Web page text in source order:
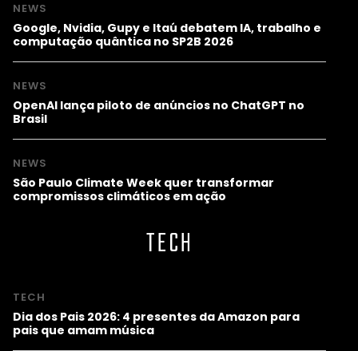
NEWS
Google, Nvidia, Gupy e Itaú debatem IA, trabalho e
computação quântica no SP2B 2026
NEWS
OpenAI lança piloto de anúncios no ChatGPT no
Brasil
NEWS
São Paulo Climate Week quer transformar
compromissos climáticos em ação
TECH
TECH
Dia dos Pais 2026: 4 presentes da Amazon para
pais que amam música